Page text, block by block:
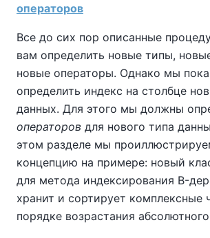
операторов
Все до сих пор описанные
вам определить новые типы,
новые операторы. Однако мы
определить индекс на столбце
данных. Для этого мы должны
операторов для нового типа
этом разделе мы
концепцию на примере: новый
для метода индексирования B-
хранит и сортирует комплексные
порядке возрастания